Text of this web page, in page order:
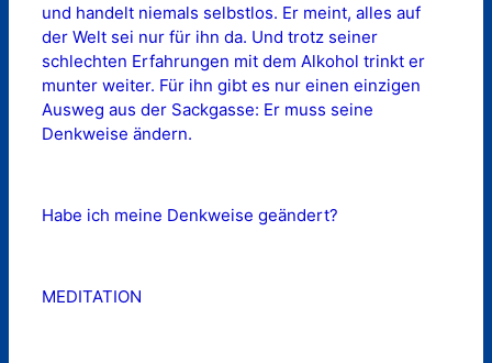
und handelt niemals selbstlos. Er meint, alles auf
der Welt sei nur für ihn da. Und trotz seiner
schlechten Erfahrungen mit dem Alkohol trinkt er
munter weiter. Für ihn gibt es nur einen einzigen
Ausweg aus der Sackgasse: Er muss seine
Denkweise ändern.
Habe ich meine Denkweise geändert?
MEDITATION